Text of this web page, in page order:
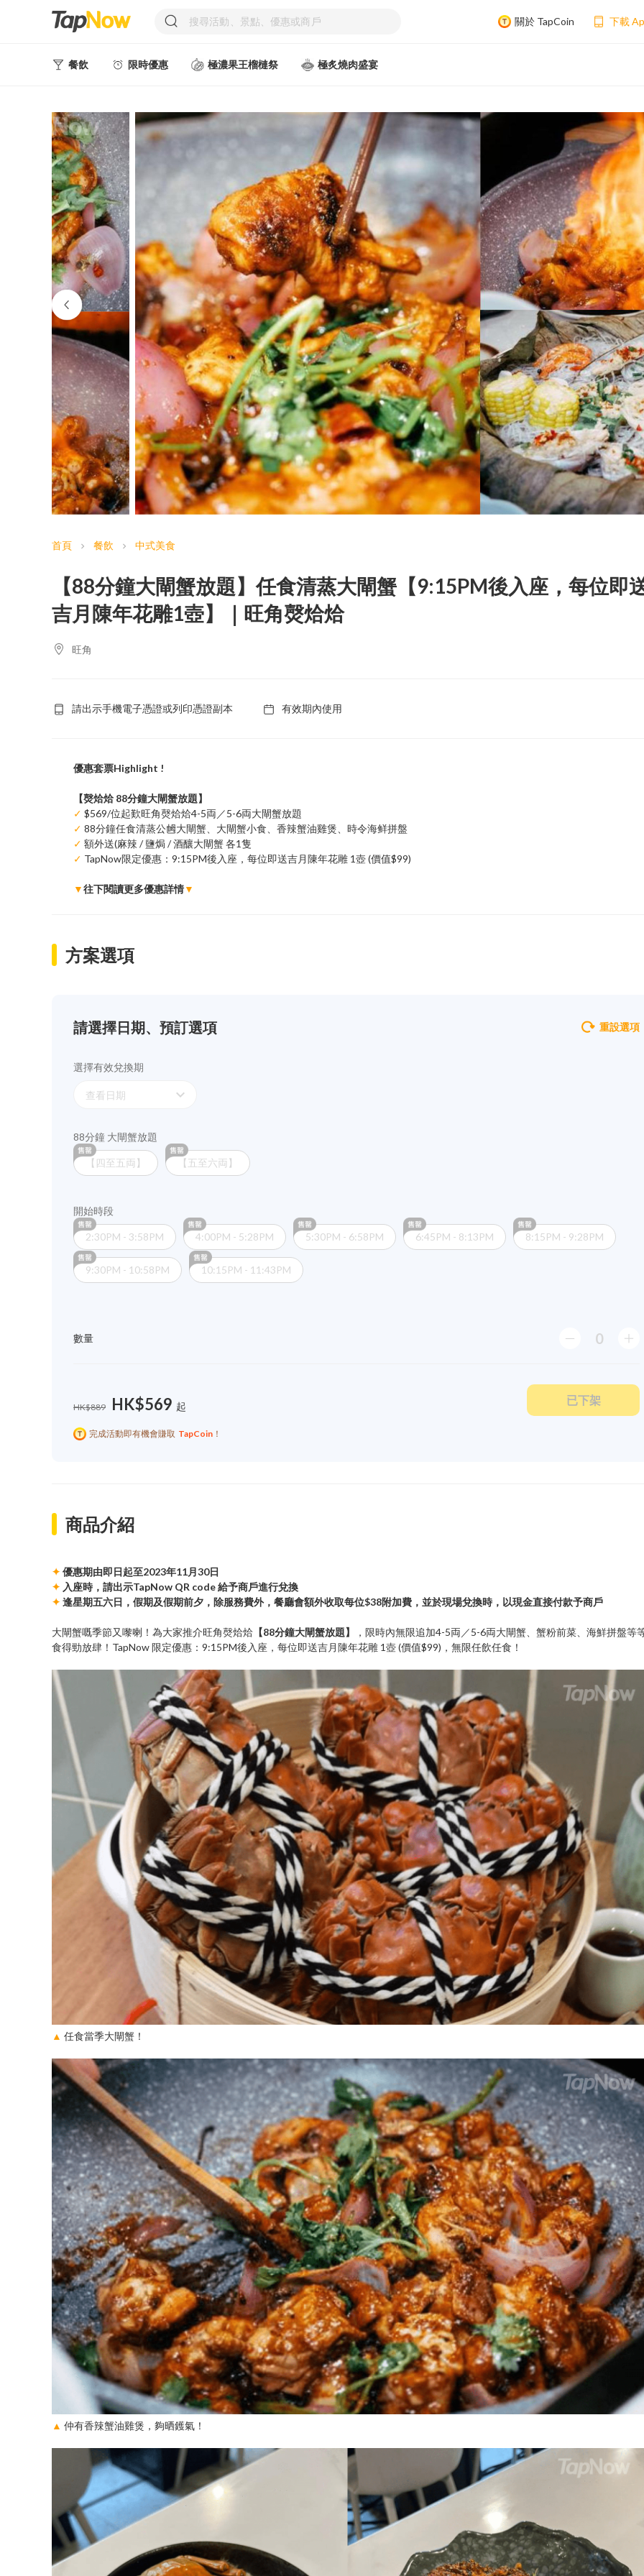
關於 TapCoin 下載
餐飲
中式美食
西式美食
日韓美食
台式美食
東南亞美食
中西式美食
限時優惠 極濃果王榴槤祭 極炙燒肉盛宴
首頁 chevron_right 餐飲 chevron_right 中式美食
【88分鐘大閘蟹放題】任食清蒸大閘蟹【9:15PM後入座，每位即
吉月陳年花雕1壺】｜旺角㷫烚烚
旺角
請出示手機電子憑證或列印憑證副本 有效期內使用
優惠套票Highlight !
【㷫烚烚 88分鐘大閘蟹放題】
✓ $569/位起歎旺角㷫烚烚4-5両／5-6両大閘蟹放題
✓ 88分鐘任食清蒸公乸大閘蟹、大閘蟹小食、香辣蟹油雞煲、時令海鲜拼盤
✓ 額外送(麻辣 / 鹽焗 / 酒釀大閘蟹 各1隻
✓ TapNow限定優惠：9:15PM後入座，每位即送吉月陳年花雕 1壺 (價值$99)
▼往下閱讀更多優惠詳情▼
方案選項
請選擇日期、預訂選項 重設選項
選擇有效兌換期
查看日期 expand_more
88分鐘 大閘蟹放題
【四至五両】 【五至六両】
開始時段
2:30PM - 3:58PM 4:00PM - 5:28PM 5:30PM - 6:58PM 6:45PM - 8:13PM 8:15PM - 9:28PM
9:30PM - 10:58PM 10:15PM - 11:43PM
數量 0
HK$889 HK$569 起 已下架
完成活動即有機會賺取 TapCoin ！
商品介紹
✦ 優惠期由即日起至2023年11月30日
✦ 入座時，請出示TapNow QR code 給予商戶進行兌換
✦ 逢星期五六日，假期及假期前夕，除服務費外，餐廳會額外收取每位$38附加費，並於現場兌換時，以現金直接付款予商戶
大閘蟹嘅季節又嚟喇！為大家推介旺角㷫烚烚 【88分鐘大閘蟹放題】
，限時內無限追加4-5両／5-6両大閘蟹、蟹粉前菜、海鮮拼盤等
食得勁放肆！TapNow 限定優惠：9:15PM後入座，每位即送吉月陳年花雕 1壺 (價值$99)，無限任飲任食！
▲ 任食當季大閘蟹！
▲ 仲有香辣蟹油雞煲，夠晒鑊氣！